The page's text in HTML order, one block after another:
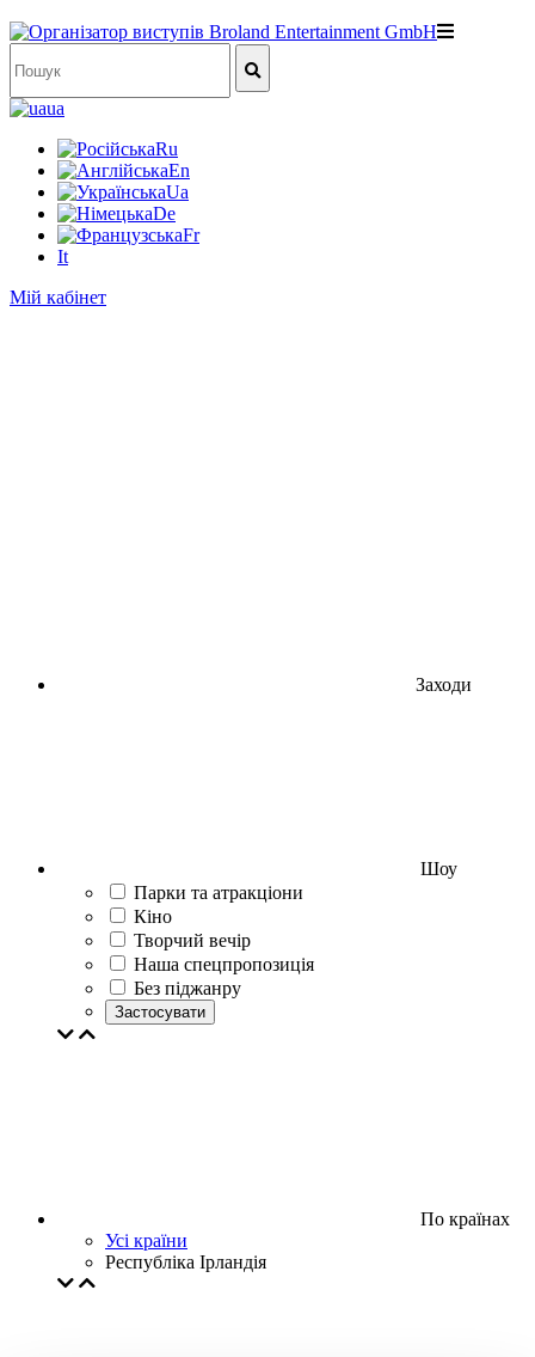
ua
Ru
En
Ua
De
Fr
It
Мій кабінет
Заходи
Шоу
Парки та атракціони
Кіно
Творчий вечір
Наша спецпропозиція
Без піджанру
Застосувати
По країнах
Усі країни
Республіка Ірландія